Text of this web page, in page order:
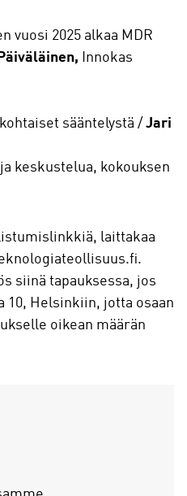
vuosi 2025 alkaa MDR
Innokas
sääntelystä / Jari
ja keskustelua, kokouksen
laittakaa
siinä tapauksessa, jos
Helsinkiin, jotta osaan
oikean määrän